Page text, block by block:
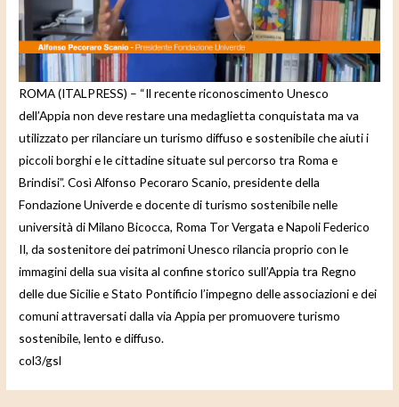
e
o
ROMA (ITALPRESS) – “Il recente riconoscimento Unesco
dell’Appia non deve restare una medaglietta conquistata ma va
utilizzato per rilanciare un turismo diffuso e sostenibile che aiuti i
piccoli borghi e le cittadine situate sul percorso tra Roma e
Brindisi”. Così Alfonso Pecoraro Scanio, presidente della
Fondazione Univerde e docente di turismo sostenibile nelle
università di Milano Bicocca, Roma Tor Vergata e Napoli Federico
II, da sostenitore dei patrimoni Unesco rilancia proprio con le
immagini della sua visita al confine storico sull’Appia tra Regno
delle due Sicilie e Stato Pontificio l’impegno delle associazioni e dei
comuni attraversati dalla via Appia per promuovere turismo
sostenibile, lento e diffuso.
col3/gsl